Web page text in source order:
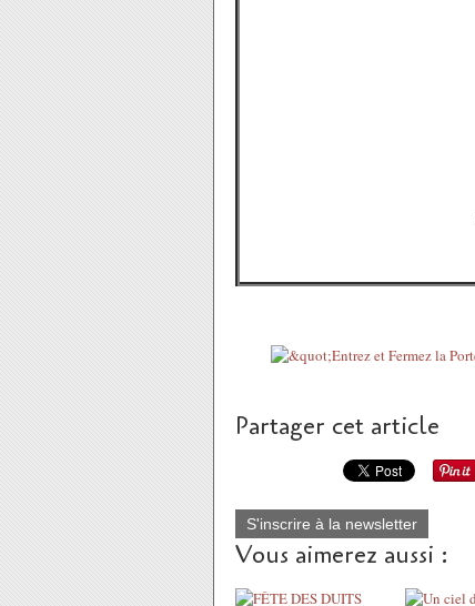
Partager cet article
S'inscrire à la newsletter
Vous aimerez aussi :